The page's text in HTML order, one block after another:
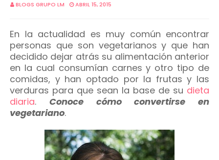
BLOGS GRUPO LM ABRIL 15, 2015
En la actualidad es muy común encontrar
personas que son vegetarianos y que han
decidido dejar atrás su alimentación anterior
en la cual consumían carnes y otro tipo de
comidas, y han optado por la frutas y las
verduras para que sean la base de su dieta
diaria. Conoce cómo convertirse en
vegetariano.